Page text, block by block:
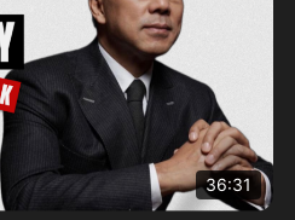
36:31